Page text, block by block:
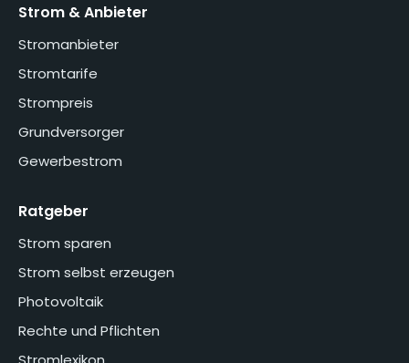
Strom & Anbieter
Stromanbieter
Stromtarife
Strompreis
Grundversorger
Gewerbestrom
Ratgeber
Strom sparen
Strom selbst erzeugen
Photovoltaik
Rechte und Pflichten